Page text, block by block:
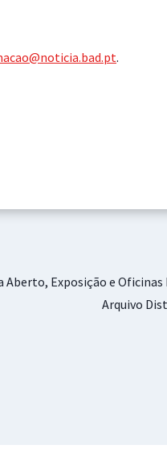
.
Exposição e Oficinas
Arquivo